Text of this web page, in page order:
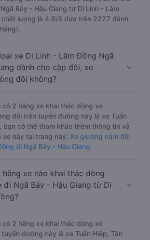
Bảy - Hậu Giang từ Di Linh - Lâm
lượng là 4.6/5 dựa trên 2277 đánh
xe Di Linh - Lâm Đồng Ngã
dành cho cặp đôi, xe
đôi không?
có 2 hãng xe khai thác dòng xe
đôi trên tuyến đường này là xe Tuấn
bạn có thể tham khảo thêm thông tin và
xe này tại trang này: Xe giường nằm đôi
đi Ngã Bảy - Hậu Giang
hãng xe nào khai thác dòng
đi Ngã Bảy - Hậu Giang từ Di
có 2 hãng xe khai thác dòng xe
tuyến đường này là xe Tuấn Hiệp, Tân